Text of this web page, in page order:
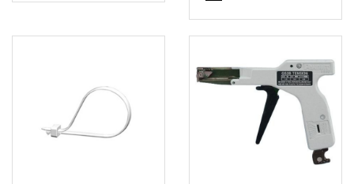
Vous pouvez les
positionner sur l'acier
ou les...
câbles. Ces serres-
câbles s'installent et
se retirent facilement
pour s'adapter à
n'importe quel toron.